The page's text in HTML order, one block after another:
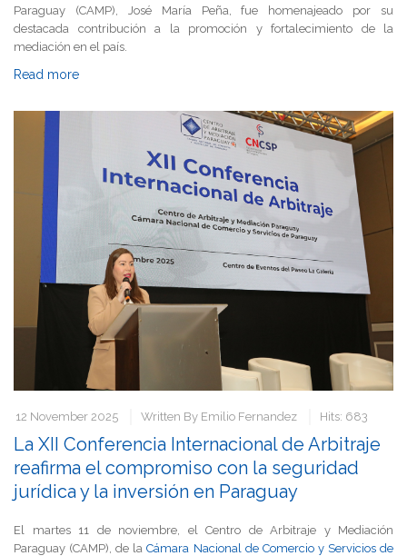
Paraguay (CAMP), José María Peña, fue homenajeado por su
destacada contribución a la promoción y fortalecimiento de la
mediación en el país.
Read more
12 November 2025 Written By Emilio Fernandez Hits: 683
La XII Conferencia Internacional de Arbitraje
reafirma el compromiso con la seguridad
jurídica y la inversión en Paraguay
El martes 11 de noviembre, el Centro de Arbitraje y Mediación
Paraguay (CAMP), de laCámara Nacional de Comercio y Servicios de